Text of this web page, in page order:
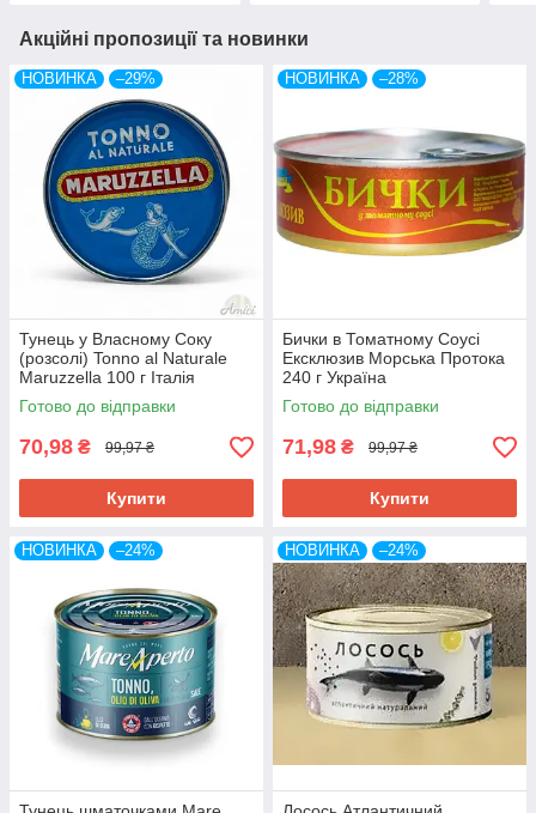
Акційні пропозиції та новинки
НОВИНКА –29%
Тунець у Власному Соку
(розсолі) Tonno al Naturale
Maruzzella 100 г Італія
Готово до відправки
70,98 ₴ 99,97 ₴
Купити
НОВИНКА –28%
Бички в Томатному Соусі
Ексклюзив Морська Протока
240 г Україна
Готово до відправки
71,98 ₴ 99,97 ₴
Купити
НОВИНКА –24% НОВИНКА –24%